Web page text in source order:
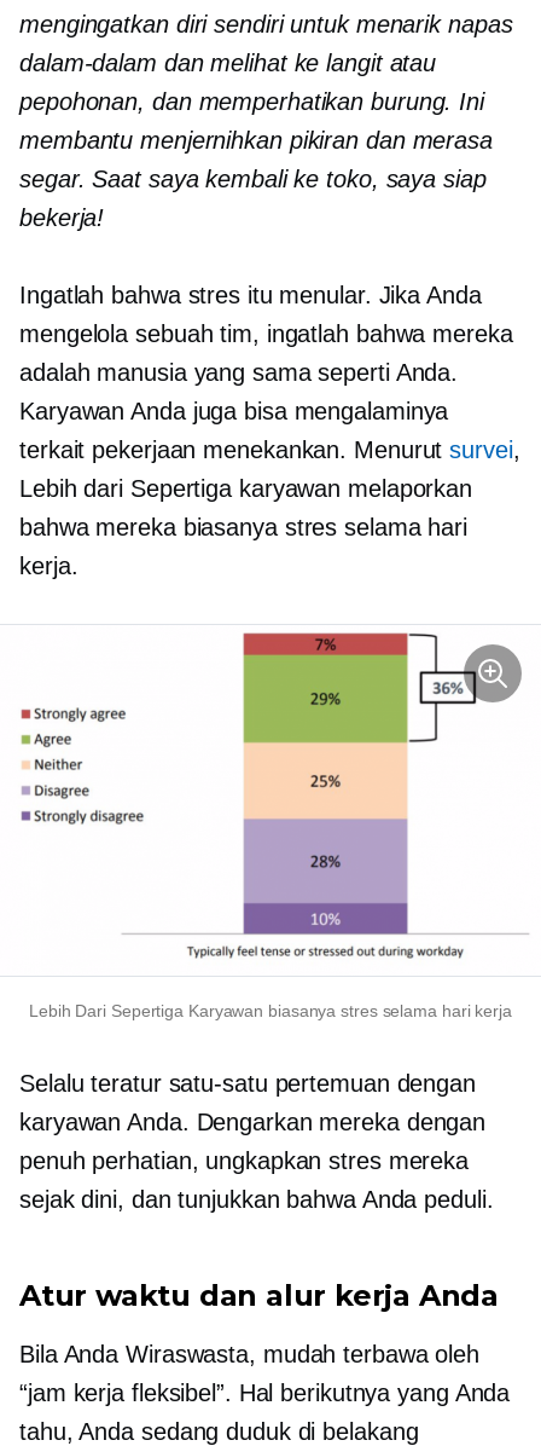
mengingatkan diri sendiri untuk menarik napas
dalam-dalam dan melihat ke langit atau
pepohonan, dan memperhatikan burung. Ini
membantu menjernihkan pikiran dan merasa
segar. Saat saya kembali ke toko, saya siap
bekerja!
Ingatlah bahwa stres itu menular. Jika Anda
mengelola sebuah tim, ingatlah bahwa mereka
adalah manusia yang sama seperti Anda.
Karyawan Anda juga bisa mengalaminya
terkait pekerjaan menekankan. Menurutsurvei,
Lebih dari Sepertiga karyawan melaporkan
bahwa mereka biasanya stres selama hari
kerja.
Lebih Dari Sepertiga Karyawan biasanya stres selama hari kerja
Selalu teratur satu-satu pertemuan dengan
karyawan Anda. Dengarkan mereka dengan
penuh perhatian, ungkapkan stres mereka
sejak dini, dan tunjukkan bahwa Anda peduli.
Atur waktu dan alur kerja Anda
Bila AndaWiraswasta, mudah terbawa oleh
“jam kerja fleksibel”. Hal berikutnya yang Anda
tahu, Anda sedang duduk di belakang